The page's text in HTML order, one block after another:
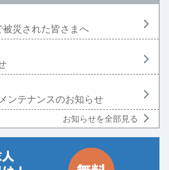
災された皆さまへ
ンテナンスのお知らせ
お知らせを全部見る